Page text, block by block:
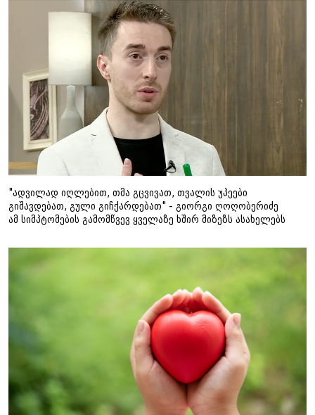
"ადვილად იღლებით, თმა გცვივათ, თვალის უპეები
გიშავდებათ, გული გიჩქარდებათ" - გიორგი ღოღობერიძე
ამ სიმპტომების გამომწვევ ყველაზე ხშირ მიზეზს ასახელებს